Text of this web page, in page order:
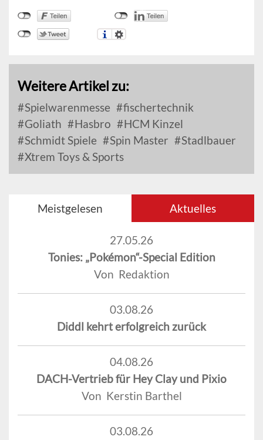
Weitere Artikel zu:
Spielwarenmesse
fischertechnik
Goliath
Hasbro
HCM Kinzel
Schmidt Spiele
Spin Master
Stadlbauer
Xtrem Toys & Sports
Meistgelesen Aktuelles
27.05.26
Tonies: „Pokémon“-Special Edition
Von Redaktion
03.08.26
Diddl kehrt erfolgreich zurück
04.08.26
DACH-Vertrieb für Hey Clay und Pixio
Von Kerstin Barthel
03.08.26